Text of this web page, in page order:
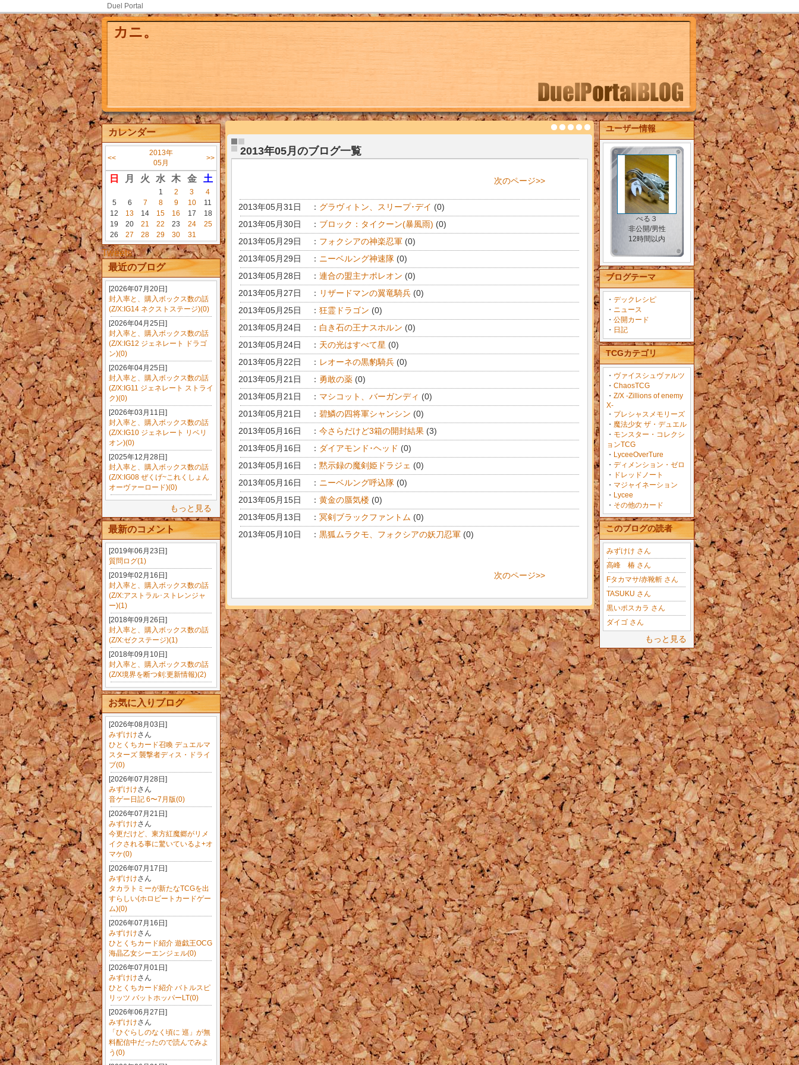
Duel Portal
カニ。
カレンダー
<<
2013年
05月
>>
日 月 火 水 木 金 土
1 2 3
4
5
6 7 8 9 10
11
12
13 14 15 16 17
18
19
20 21 22 23 24
25
26
27 28 29 30 31
Tweets
最近のブログ
[2026年07月20日]
封入率と、購入ボックス数の話
(Z/X:IG14 ネクストステージ)(0)
[2026年04月25日]
封入率と、購入ボックス数の話
(Z/X:IG12 ジェネレート ドラゴ
ン)(0)
[2026年04月25日]
封入率と、購入ボックス数の話
(Z/X:IG11 ジェネレート ストライ
ク)(0)
[2026年03月11日]
封入率と、購入ボックス数の話
(Z/X:IG10 ジェネレート リベリ
オン)(0)
[2025年12月28日]
封入率と、購入ボックス数の話
(Z/X:IG08 ぜくげ~これくしょん
オーヴァーロード)(0)
もっと見る
最新のコメント
[2019年06月23日]
質問ログ(1)
[2019年02月16日]
封入率と、購入ボックス数の話
(Z/X:アストラル･ストレンジャ
ー)(1)
[2018年09月26日]
封入率と、購入ボックス数の話
(Z/X:ゼクステージ)(1)
[2018年09月10日]
封入率と、購入ボックス数の話
(Z/X境界を断つ剣:更新情報)(2)
お気に入りブログ
[2026年08月03日]
みずけけさん
ひとくちカード召喚 デュエルマ
スターズ 襲撃者ディス・ドライ
ブ(0)
[2026年07月28日]
みずけけさん
音ゲー日記 6〜7月版(0)
[2026年07月21日]
みずけけさん
今更だけど、東方紅魔郷がリメ
イクされる事に驚いているよ+オ
マケ(0)
[2026年07月17日]
みずけけさん
タカラトミーが新たなTCGを出
すらしい(ホロビートカードゲー
ム)(0)
[2026年07月16日]
みずけけさん
ひとくちカード紹介 遊戯王OCG
海晶乙女シーエンジェル(0)
[2026年07月01日]
みずけけさん
ひとくちカード紹介 バトルスピ
リッツ バットホッパーLT(0)
[2026年06月27日]
みずけけさん
「ひぐらしのなく頃に 巡」が無
料配信中だったので読んでみよ
う(0)
ユーザー情報
ぺる３
非公開/男性
12時間以内
ブログテーマ
・ デックレシピ
・ ニュース
・ 公開カード
・ 日記
TCGカテゴリ
・ ヴァイスシュヴァルツ
・ ChaosTCG
・ Z/X -Zillions of enemy
X-
・ プレシャスメモリーズ
・ 魔法少女 ザ・デュエル
・ モンスター・コレクシ
ョンTCG
・ LyceeOverTure
・ ディメンション・ゼロ
・
ドレッドノート
・ マジャイネーション
・ Lycee
・ その他のカード
このブログの読者
みずけけ さん
高峰 椿 さん
Fタカマサ/赤靴斬 さん
TASUKU さん
黒いポスカラ さん
ダイゴ さん
もっと見る
2013年05月のブログ一覧
次のページ>>
2013年05月31日 ： グラヴィトン、スリープ･デイ (0)
2013年05月30日
： ブロック：タイクーン(暴風雨) (0)
2013年05月29日
： フォクシアの神楽忍軍 (0)
2013年05月29日
： ニーベルング神速隊 (0)
2013年05月28日
： 連合の盟主ナポレオン (0)
2013年05月27日
： リザードマンの翼竜騎兵 (0)
2013年05月25日
： 狂霊ドラゴン (0)
2013年05月24日
： 白き石の王ナスホルン (0)
2013年05月24日
： 天の光はすべて星 (0)
2013年05月22日
： レオーネの黒豹騎兵 (0)
2013年05月21日
： 勇敢の薬 (0)
2013年05月21日
： マシコット、バーガンディ (0)
2013年05月21日
： 碧鱗の四将軍シャンシン (0)
2013年05月16日
： 今さらだけど3箱の開封結果 (3)
2013年05月16日
： ダイアモンド･ヘッド (0)
2013年05月16日
： 黙示録の魔剣姫ドラジェ (0)
2013年05月16日
： ニーベルング呼込隊 (0)
2013年05月15日
： 黄金の蜃気楼 (0)
2013年05月13日
： 冥剣ブラックファントム (0)
2013年05月10日
： 黒狐ムラクモ、フォクシアの妖刀忍軍 (0)
次のページ>>